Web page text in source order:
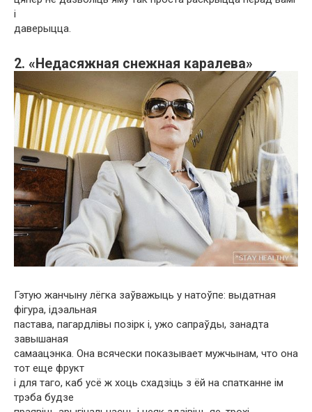
і
даверыцца.
2. «Недасяжная снежная каралева»
Гэтую жанчыну лёгка заўважыць у натоўпе: выдатная
фігура, ідэальная
пастава, пагардлівы позірк і, ужо сапраўды, занадта
завышаная
самаацэнка. Она всячески показывает мужчынам, что она
тот еще фрукт
і для таго, каб усё ж хоць схадзіць з ёй на спатканне ім
трэба будзе